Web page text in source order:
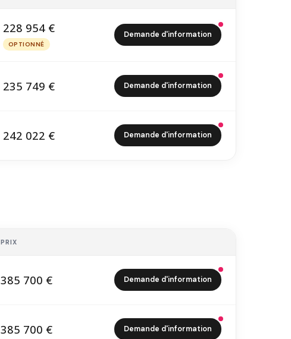
228 954 €
OPTIONNÉ
Demande d'information
228 954 €
OPTIONNÉ
235 749 € Demande d'information
242 022 € Demande d'information
PRIX
385 700 € Demande d'information
385 700 € Demande d'information